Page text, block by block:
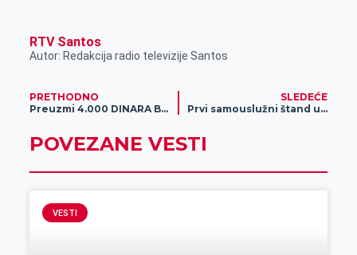
RTV Santos
Autor: Redakcija radio televizije Santos
PRETHODNO
Preuzmi 4.000 DINARA BONUSA i započni NAJLUĐU AVANTURU!
SLEDEĆE
Prvi samouslužni štand u Novom Itebeju
POVEZANE VESTI
VESTI